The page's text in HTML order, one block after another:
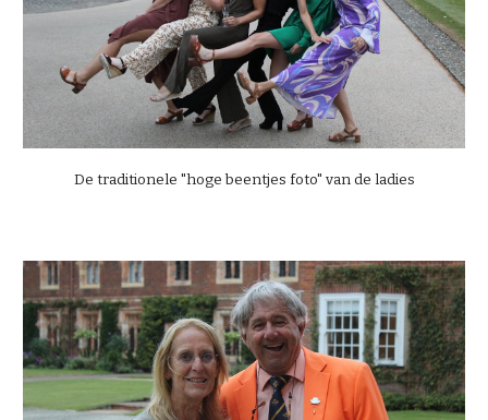
De traditionele "hoge beentjes foto" van de ladies